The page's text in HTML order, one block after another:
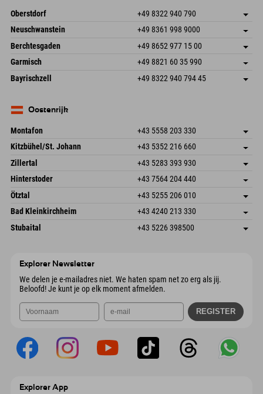
Oberstdorf +49 8322 940 790
An der Breitach 3
Duitsland
Adres opslaan
Booking
Neuschwanstein +49 8361 998 9000
An der Riese 45
87484 Nesselwang im Allgäu
Duitsland
Adres opslaan
Aankomstinformatie
Booking
Berchtesgaden +49 8652 977 15 00
Hofreitstr. 7
Duitsland
Adres opslaan
Booking
Garmisch +49 8821 60 35 990
Frickenstraße 22
82490 Farchant
Adres opslaan
Aankomstinformatie
Bayrischzell +49 8322 940 794 45
Duitsland
Oostenrijk
Montafon +43 5558 203 330
Dorfstr. 127b
6793 Gaschurn/Montafon
Oostenrijk
Adres opslaan
Booking
Kitzbühel/St. Johann +43 5352 216 660
Speckbacherstraße 87
6380 St. Johann in Tirol
Oostenrijk
Adres opslaan
Aankomstinformatie
Booking
Zillertal +43 5283 393 930
Schmiedau 2
Oostenrijk
Adres opslaan
Booking
Hinterstoder +43 7564 204 440
Freizeitpark 10
4573 Hinterstoder
Oostenrijk
Adres opslaan
Aankomstinformatie
Booking
Ötztal +43 5255 206 010
Gscheat 14
Oostenrijk
Adres opslaan
Booking
Bad Kleinkirchheim +43 4240 213 330
Dorfstraße 24
9546 Bad Kleinkirchheim
Adres opslaan
Aankomstinformatie
Stubaital +43 5226 398500
Explorer Newsletter
We delen je e-mailadres niet. We haten spam net zo erg als jij.
Beloofd! Je kunt je op elk moment afmelden.
Explorer App